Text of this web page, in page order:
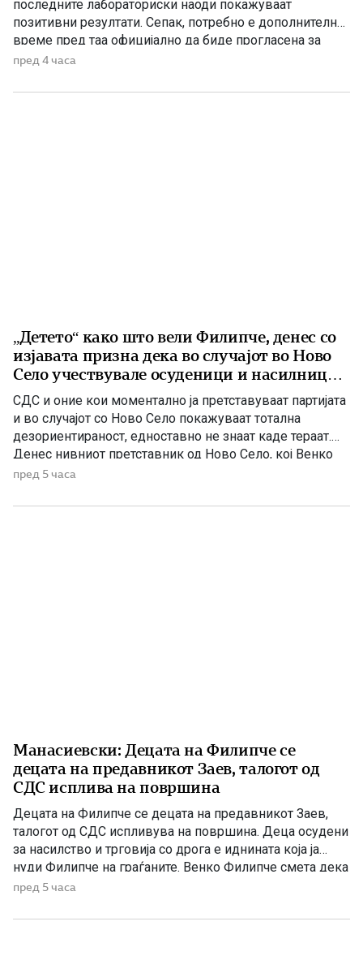
последните лабораториски наоди покажуваат
позитивни резултати. Сепак, потребно е дополнително
време пред таа официјално да биде прогласена за
исправна за пиење, изјави директорот на Дирекцијата
дека конечната одлука ќе ја донесе Агенцијата за
пред 4 часа
„Детето“ како што вели Филипче, денес со
изјавата призна дека во случајот во Ново
Село учествувале осуденици и насилници,
ова е талогот на Македонија
СДС и оние кои моментално ја претставуваат партијата
и во случајот со Ново Село покажуваат тотална
дезориентираност, едноставно не знаат каде тераат.
Денес нивниот претставник од Ново Село, кој Венко
Филипче го нарекува дете или воопшто учесниците во
ги нарече деца, јавно призна дека е насилник и
пред 5 часа
Манасиевски: Децата на Филипче се
децата на предавникот Заев, талогот од
СДС исплива на површина
Децата на Филипче се децата на предавникот Заев,
талогот од СДС испливува на површина. Деца осудени
за насилство и трговија со дрога е иднината која ја
нуди Филипче на граѓаните. Венко Филипче смета дека
со насилници и лица корисници на наркотични
Христијан Ефтимов внук на Заеви, […]
пред 5 часа